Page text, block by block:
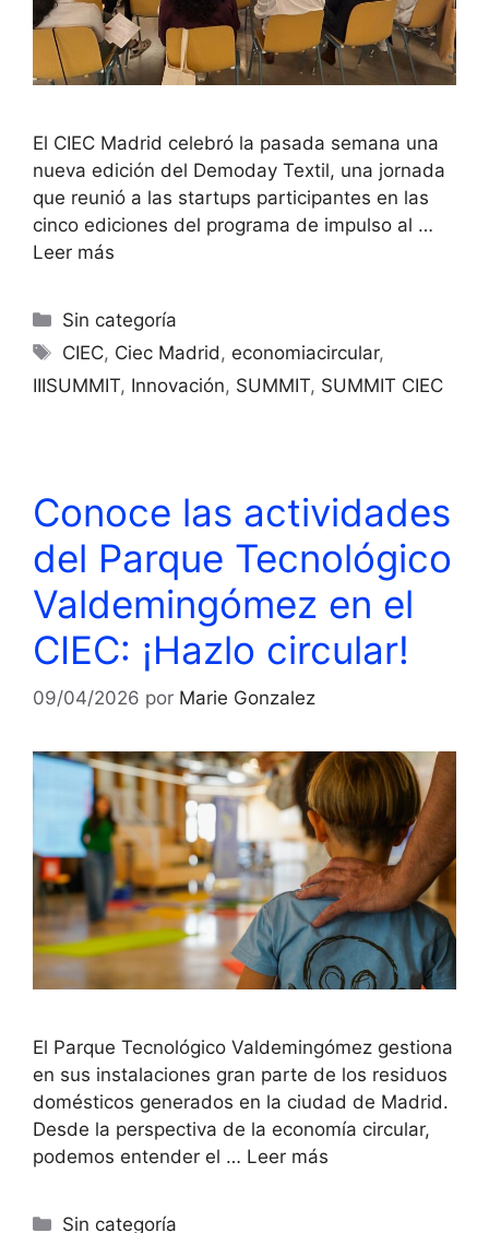
El CIEC Madrid celebró la pasada semana una
nueva edición del Demoday Textil, una jornada
que reunió a las startups participantes en las
cinco ediciones del programa de impulso al …
Leer más
Sin categoría
CIEC, Ciec Madrid , economiacircular,
IIISUMMIT, Innovación, SUMMIT, SUMMIT CIEC
Conoce las actividades
del Parque Tecnológico
Valdemingómez en el
CIEC: ¡Hazlo circular!
09/04/2026 por Marie Gonzalez
El Parque Tecnológico Valdemingómez gestiona
en sus instalaciones gran parte de los residuos
domésticos generados en la ciudad de Madrid.
Desde la perspectiva de la economía circular,
podemos entender el … Leer más
Sin categoría